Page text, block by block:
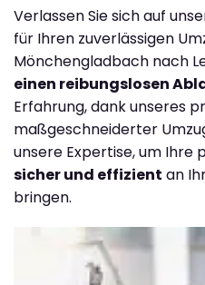
Verlassen Sie sich auf
für Ihren zuverlässigen
Mönchengladbach nach
einen reibungslosen
Erfahrung, dank unseres
maßgeschneiderter
unsere Expertise, um Ihre
sicher und effizient an
bringen.